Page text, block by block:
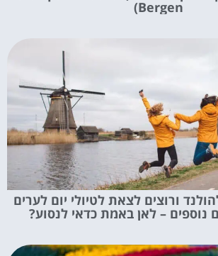
Bergen)
ורוצים לצאת לטיולי יום לערים
נוספים – לאן באמת כדאי לנסוע?